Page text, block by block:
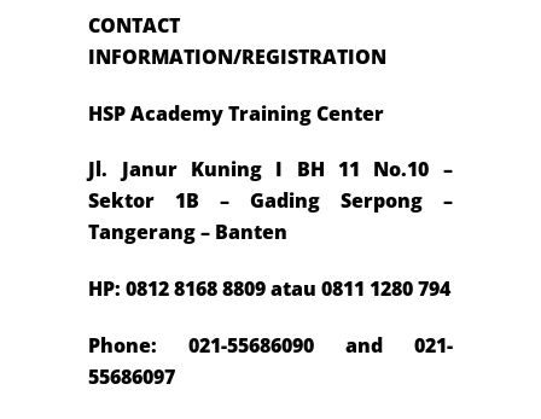
CONTACT
INFORMATION/REGISTRATION
HSP Academy Training Center
Jl. Janur Kuning I BH 11 No.10 –
Sektor 1B – Gading Serpong –
Tangerang – Banten
HP: 0812 8168 8809 atau 0811 1280 794
Phone: 021-55686090 and 021-
55686097